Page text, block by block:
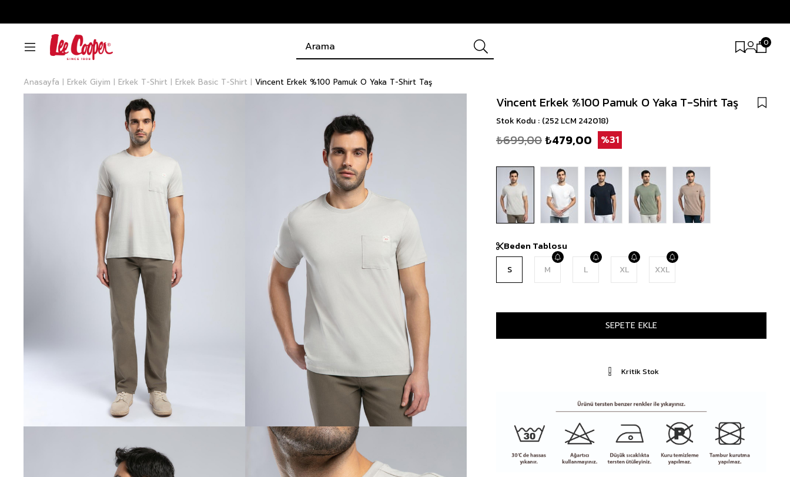
0
Anasayfa Erkek Giyim Erkek T-Shirt Erkek Basic T-Shirt Vincent Erkek %100 Pamuk O Yaka T-Shirt Taş
Vincent Erkek %100 Pamuk O Yaka T-Shirt Taş
Stok Kodu (252 LCM 242018)
₺699,00₺479,00 31
Beden Tablosu
S M L XL XXL
Kritik Stok